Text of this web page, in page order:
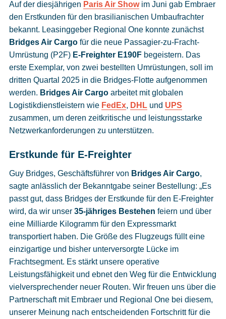
Auf der diesjährigen Paris Air Showim Juni gab Embraer
den Erstkunden für den brasilianischen Umbaufrachter
bekannt. Leasinggeber Regional One konnte zunächst
Bridges Air Cargofür die neue Passagier-zu-Fracht-
Umrüstung (P2F) E-Freighter E190Fbegeistern. Das
erste Exemplar, von zwei bestellten Umrüstungen, soll im
dritten Quartal 2025 in die Bridges-Flotte aufgenommen
werden. Bridges Air Cargoarbeitet mit globalen
Logistikdienstleistern wie FedEx, DHLund UPS
zusammen, um deren zeitkritische und leistungsstarke
Netzwerkanforderungen zu unterstützen.
Erstkunde für E-Freighter
Guy Bridges, Geschäftsführer von Bridges Air Cargo,
sagte anlässlich der Bekanntgabe seiner Bestellung: „Es
passt gut, dass Bridges der Erstkunde für den E-Freighter
wird, da wir unser 35-jähriges Bestehen feiern und über
eine Milliarde Kilogramm für den Expressmarkt
transportiert haben. Die Größe des Flugzeugs füllt eine
einzigartige und bisher unterversorgte Lücke im
Frachtsegment. Es stärkt unsere operative
Leistungsfähigkeit und ebnet den Weg für die Entwicklung
vielversprechender neuer Routen. Wir freuen uns über die
Partnerschaft mit Embraer und Regional One bei diesem,
unserer Meinung nach entscheidenden Fortschritt für die